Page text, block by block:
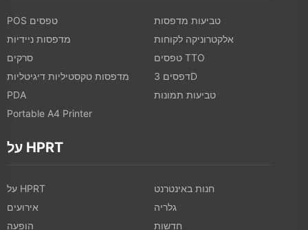
POS טפסים
טביעות מדפסות
מדפסות ניידיות
אלקטרוניקה לקוחות
סרקים
טפסים TTO
מדפסות טקסטיליות דיגיטליות
דפסים 3D
PDA
טביעות תמונות
Portable A4 Printer
על HPRT
על HPRT
חנות באינטרנט
אירועים
גלריה
הופעה
חדשות